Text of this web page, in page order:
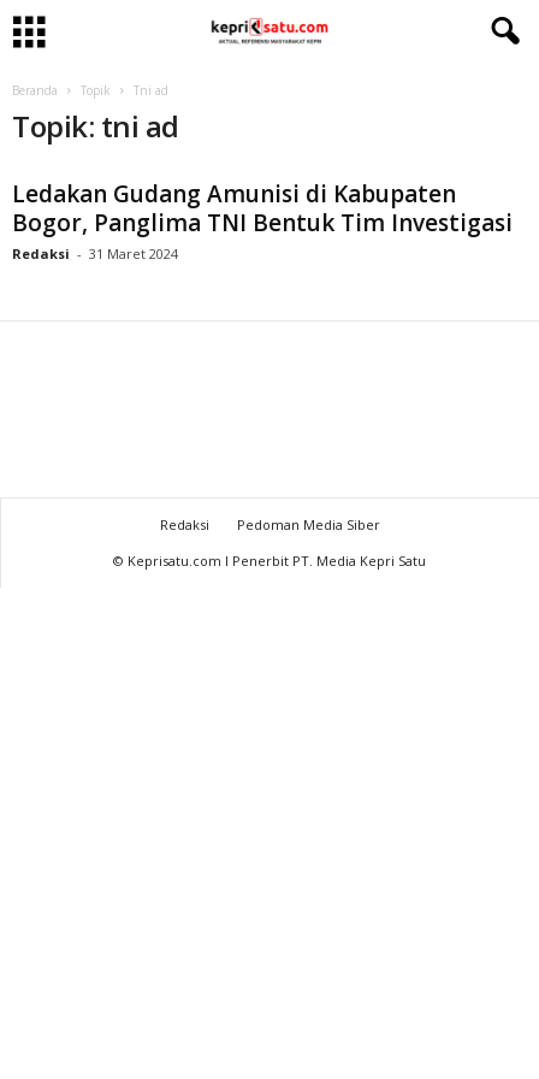
Beranda Topik Tni ad
Topik: tni ad
Ledakan Gudang Amunisi di Kabupaten
Bogor, Panglima TNI Bentuk Tim Investigasi
Redaksi - 31 Maret 2024
Redaksi
Pedoman Media Siber
© Keprisatu.com I Penerbit PT. Media Kepri Satu